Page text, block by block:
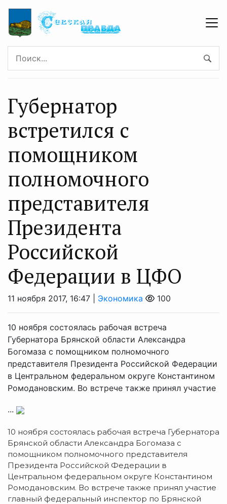
Губернатор
встретился с
помощником
полномочного
представителя
Президента
Российской
Федерации в ЦФО
11 ноября 2017, 16:47 | Экономика 100
10 ноября состоялась рабочая встреча
Губернатора Брянской области Александра
Богомаза с помощником полномочного
представителя Президента Российской Федерации
в Центральном федеральном округе Константином
Ромодановским. Во встрече также принял участие
...
10 ноября состоялась рабочая встреча Губернатора
Брянской области Александра Богомаза с
помощником полномочного представителя
Президента Российской Федерации в
Центральном федеральном округе Константином
Ромодановским. Во встрече также принял участие
главный федеральный инспектор по Брянской